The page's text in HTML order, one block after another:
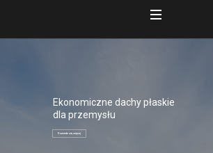
Ekonomiczne dachy płaskie
dla przemysłu
Dowiedz się więcej